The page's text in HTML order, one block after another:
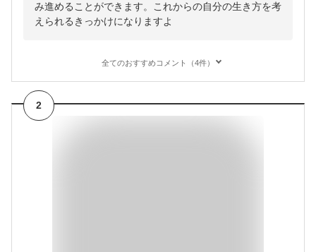
み進めることができます。これからの自分の生き方を考
えられるきっかけになりますよ
全てのおすすめコメント（4件）
2